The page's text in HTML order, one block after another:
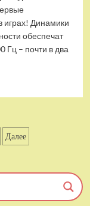
играх! Динамики
обеспечат
Гц – почти в два
Далее